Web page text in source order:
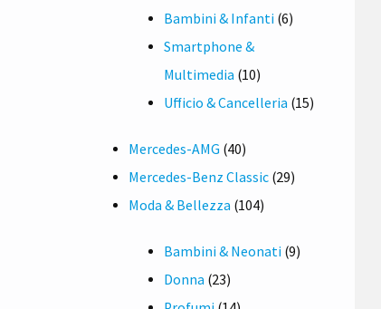
Bambini & Infanti 66
Smartphone &
Multimedia 1010
prodotti
Ufficio & Cancelleria 1515
Mercedes-AMG 4040
prodotti
Mercedes-Benz Classic 2929
Moda & Bellezza 104104
Bambini & Neonati 99
Donna 2323